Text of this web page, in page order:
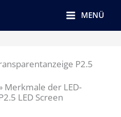
MENÜ
P2.5
Merkmale der LED-
LED Screen